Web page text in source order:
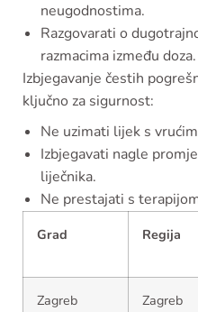
neugodnostima.
Razgovarati o
razmacima između doza.
Izbjegavanje čestih
ključno za sigurnost:
Ne uzimati lijek s
Izbjegavati nagle
liječnika.
Ne prestajati s
Grad Regija
Zagreb Zagreb